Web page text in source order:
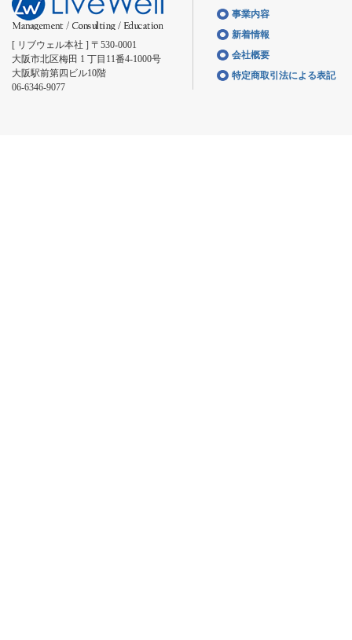
[ リブウェル本社 ] 〒530-0001
大阪市北区梅田 1 丁目11番4-1000号
大阪駅前第四ビル10階
06-6346-9077
事業内容
新着情報
会社概要
特定商取引法による表記